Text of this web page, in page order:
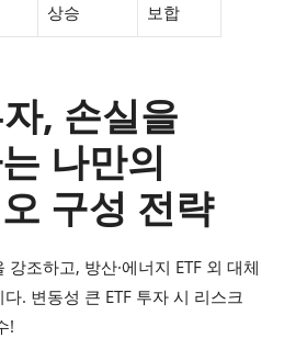
상승 보합
, 손실을
나만의
구성 전략
조하고, 방산·에너지 ETF 외 대체
. 변동성 큰 ETF 투자 시 리스크
!